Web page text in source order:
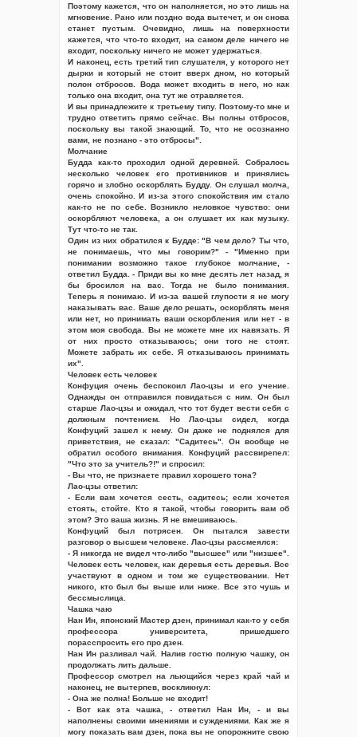
Поэтому кажется, что он наполняется, но это лишь на
мгновение. Рано или поздно вода вытечет, и он снова
станет пустым. Очевидно, лишь на поверхности
кажется, что что-то входит, на самом деле ничего не
входит, поскольку ничего не может удержаться.
И наконец, есть третий тип слушателя, у которого нет
дырки и который не стоит вверх дном, но который
полон отбросов. Вода может входить в него, но как
только она входит, она тут же отравляется.
И вы принадлежите к третьему типу. Поэтому-то мне и
трудно ответить прямо сейчас. Вы полны отбросов,
поскольку вы такой знающий. То, что не осознанно
вами, не познано - это отбросы".
Молчание
Будда как-то проходил одной деревней. Собралось
несколько человек его противников и принялись
горячо и злобно оскорблять Будду. Он слушал молча,
очень спокойно. И из-за этого спокойствия им стало
как-то не по себе. Возникло неловкое чувство: они
оскорбляют человека, а он слушает их как музыку.
Тут что-то не так.
Один из них обратился к Будде: "В чем дело? Ты что,
не понимаешь, что мы говорим?" - "Именно при
понимании возможно такое глубокое молчание, -
ответил Будда. - Приди вы ко мне десять лет назад, я
бы бросился на вас. Тогда не было понимания.
Теперь я понимаю. И из-за вашей глупости я не могу
наказывать вас. Ваше дело решать, оскорблять меня
или нет, но принимать ваши оскорбления или нет - в
этом моя свобода. Вы не можете мне их навязать. Я
от них просто отказываюсь; они того не стоят.
Можете забрать их себе. Я отказываюсь принимать
их".
Человек есть человек
Конфуция очень беспокоил Лао-цзы и его учение.
Однажды он отправился повидаться с ним. Он был
старше Лао-цзы и ожидал, что тот будет вести себя с
должным почтением. Но Лао-цзы сидел, когда
Конфуций зашел к нему. Он даже не поднялся для
приветствия, не сказал: "Садитесь". Он вообще не
обратил особого внимания. Конфуций рассвирепел:
"Что это за учитель?!" и спросил:
- Вы что, не признаете правил хорошего тона?
Лао-цзы ответил:
- Если вам хочется сесть, садитесь; если хочется
стоять, стойте. Кто я такой, чтобы говорить вам об
этом? Это ваша жизнь. Я не вмешиваюсь.
Конфуций был потрясен. Он пытался завести
разговор о высшем человеке. Лао-цзы рассмеялся:
- Я никогда не видел что-либо "высшее" или "низшее".
Человек есть человек, как деревья есть деревья. Все
участвуют в одном и том же существовании. Нет
никого, кто был бы выше или ниже. Все это чушь и
бессмыслица.
Чашка чаю
Нан Ин, японский Мастер дзен, принимал как-то у себя
профессора университета, пришедшего
порасспросить его про дзен.
Нан Ин разливал чай. Налив гостю полную чашку, он
продолжать лить дальше.
Профессор смотрел на льющийся через край чай и
наконец, не вытерпев, воскликнул:
- Она же полна! Больше не входит!
- Вот как эта чашка, - ответил Нан Ин, - и вы
наполнены своими мнениями и суждениями. Как же я
могу показать вам дзен, пока вы не опорожните свою